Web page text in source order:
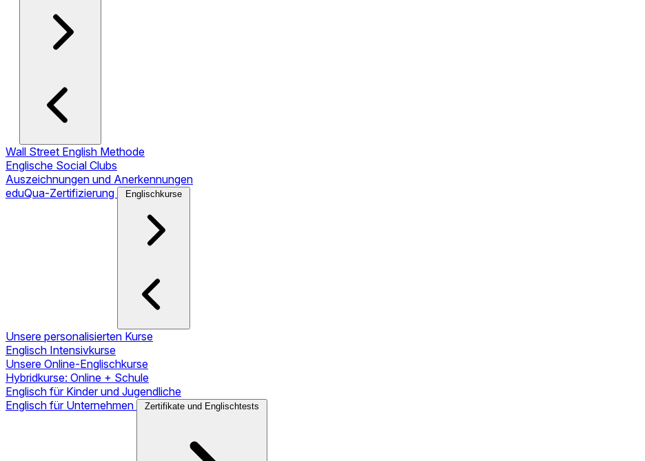
Wall Street English Methode
Englische Social Clubs
Auszeichnungen und Anerkennungen
eduQua-Zertifizierung
Englischkurse
Unsere personalisierten Kurse
Englisch Intensivkurse
Unsere Online-Englischkurse
Hybridkurse: Online + Schule
Englisch für Kinder und Jugendliche
Englisch für Unternehmen
Zertifikate und Englischtests